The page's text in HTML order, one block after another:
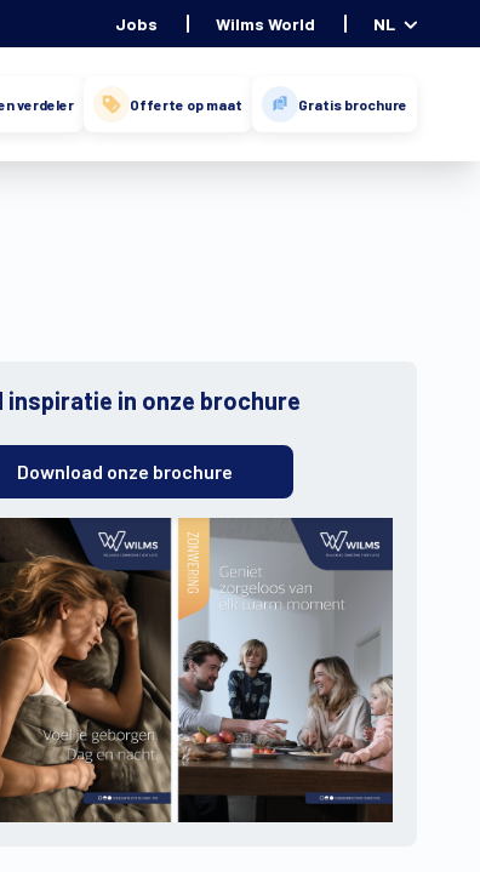
Jobs Wilms World NL
verdeler Offerte op maat Gratis brochure
inspiratie in onze brochure
Download onze brochure